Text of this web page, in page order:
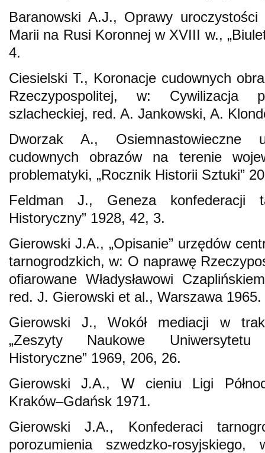
Baranowski A.J., Oprawy uroczystości
Marii na Rusi Koronnej w XVIII w.,
4.
Ciesielski T., Koronacje cudownych
Rzeczypospolitej, w: Cywilizacja
szlacheckiej, red. A. Jankowski, A.
Dworzak A., Osiemnastowieczne
cudownych obrazów na terenie
problematyki, „Rocznik Historii Sztuki”
Feldman J., Geneza konfederacji
Historyczny” 1928, 42, 3.
Gierowski J.A., „Opisanie” urzędów
tarnogrodzkich, w: O naprawę
ofiarowane Władysławowi
red. J. Gierowski et al., Warszawa 1965.
Gierowski J., Wokół mediacji w
„Zeszyty Naukowe
Historyczne” 1969, 206, 26.
Gierowski J.A., W cieniu Ligi
Kraków–Gdańsk 1971.
Gierowski J.A., Konfederaci
porozumienia szwedzko-